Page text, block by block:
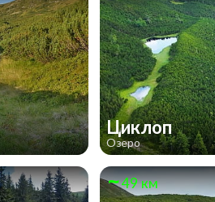
Циклоп
Озеро
49 км